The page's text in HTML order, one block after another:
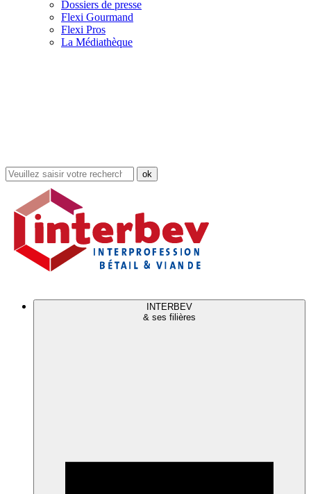
Dossiers de presse
Flexi Gourmand
Flexi Pros
La Médiathèque
Rechercher
dans
site
INTERBEV
& ses filières